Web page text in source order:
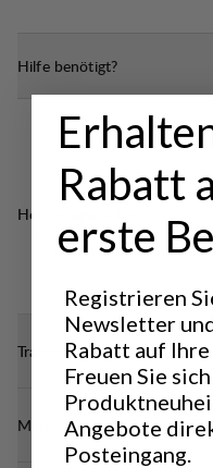
Hilfe benötigt?
Hervorragend für
LIGHT & TECH
TREKKING
Transparenz
Materialien
Rabatt
erste
Registrieren
Newsletter
Rabatt auf
Freuen Sie
Angebote
Posteingang.